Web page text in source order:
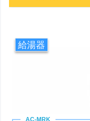
給湯器